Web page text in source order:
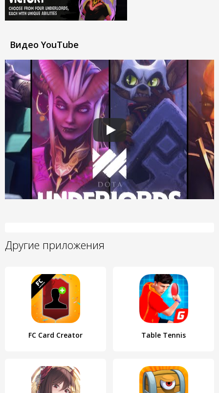
Видео YouTube
Другие приложения
FC Card Creator Table Tennis